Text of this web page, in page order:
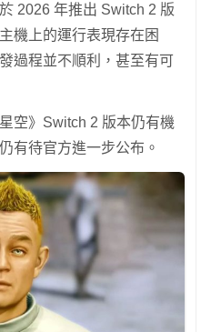
2026 年推出 Switch 2 版
機上的運行表現存在困
過程並不順利，甚至有可
空》Switch 2 版本仍有機
有待官方進一步公布。